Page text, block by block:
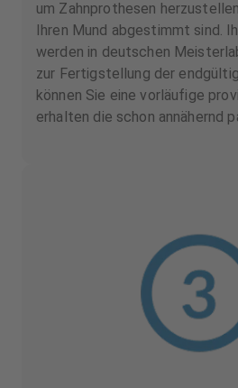
um Zahnprothesen
Ihren Mund abgestimmt sind.
werden in deutschen
zur Fertigstellung der
können Sie eine vorläufige
erhalten die schon annähernd